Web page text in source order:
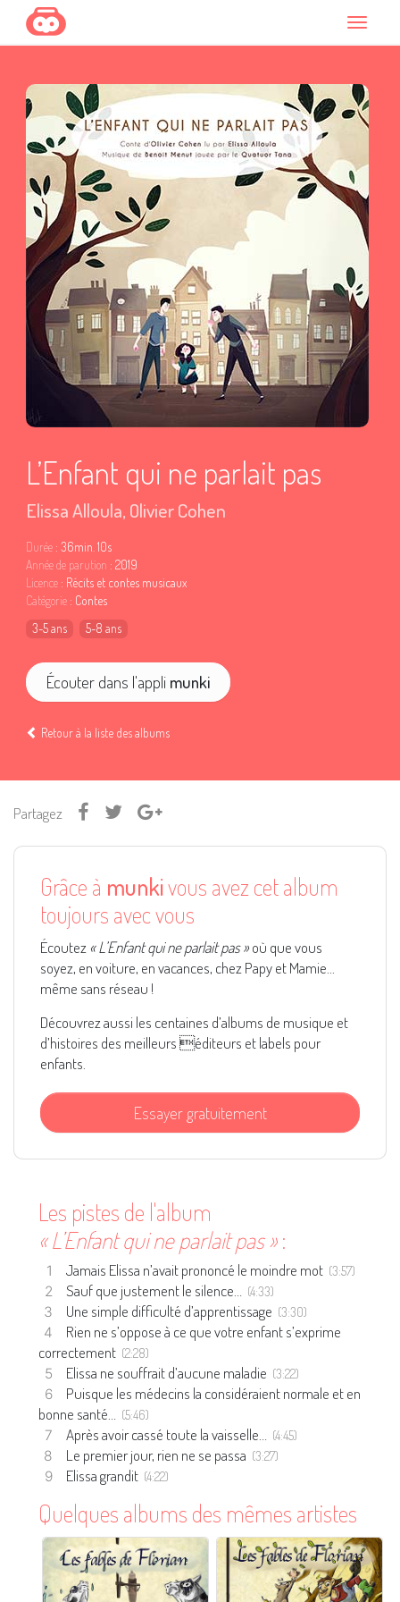
L’Enfant qui ne parlait pas
Elissa Alloula, Olivier Cohen
Durée : 36min. 10s
Année de parution : 2019
Licence : Récits et contes musicaux
Catégorie : Contes
3-5 ans
5-8 ans
Écouter dans l'appli munki
Retour à la liste des albums
Partagez
Grâce à munkivous avez cet album
toujours avec vous
Écoutez « L’Enfant qui ne parlait pas »où que vous
soyez, en voiture, en vacances, chez Papy et Mamie...
même sans réseau !
Découvrez aussi les centaines d’albums de musique et
d’histoires des meilleurs éditeurs et labels pour
enfants.
Essayer gratuitement
Les pistes de l'album
« L’Enfant qui ne parlait pas »:
Jamais Elissa n’avait prononcé le moindre mot (3:57)
Sauf que justement le silence… (4:33)
Une simple difficulté d’apprentissage (3:30)
Rien ne s’oppose à ce que votre enfant s’exprime
correctement (2:28)
Elissa ne souffrait d’aucune maladie (3:22)
Puisque les médecins la considéraient normale et en
bonne santé…
(5:46)
Après avoir cassé toute la vaisselle… (4:45)
Le premier jour, rien ne se passa (3:27)
Elissa grandit (4:22)
Quelques albums des mêmes artistes